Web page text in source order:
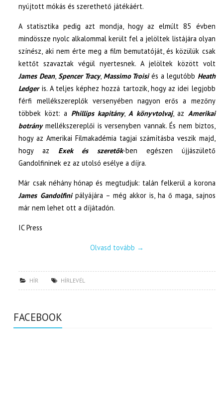
nyújtott mókás és szerethető játékáért.
A statisztika pedig azt mondja, hogy az elmúlt 85 évben
mindössze nyolc alkalommal került fel a jelöltek listájára olyan
színész, aki nem érte meg a film bemutatóját, és közülük csak
kettőt szavaztak végül nyertesnek. A jelöltek között volt
James Dean, Spencer Tracy, Massimo Troisiés a legutóbb Heath
Ledgeris. A teljes képhez hozzá tartozik, hogy az idei legjobb
férfi mellékszereplők versenyében nagyon erős a mezőny
többek közt: a Phillips kapitány,A könyvtolvaj, az Amerikai
botránymellékszereplői is versenyben vannak. És nem biztos,
hogy az Amerikai Filmakadémia tagjai számításba veszik majd,
hogy az Exek és szeretők-ben egészen újjászülető
Gandolfininek ez az utolsó esélye a díjra.
Már csak néhány hónap és megtudjuk: talán felkerül a korona
James Gandolfinipályájára – még akkor is, ha ő maga, sajnos
már nem lehet ott a díjátadón.
IC Press
Olvasd tovább →
HÍR HÍRLEVÉL
FACEBOOK